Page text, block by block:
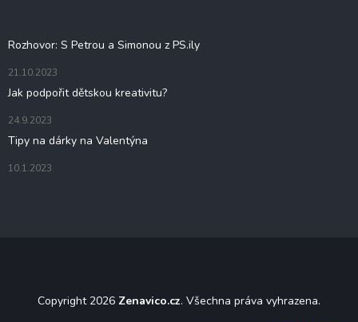
Rozhovor: S Petrou a Simonou z PS.ily
21.10.2023
Jak podpořit dětskou kreativitu?
24.9.2023
Tipy na dárky na Valentýna
10.1.2023
Copyright 2026 Zenavico.cz. Všechna práva vyhrazena.